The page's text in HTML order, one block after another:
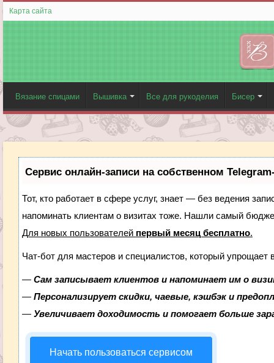
Карта сайта
Вязание спицами Вышивка Все для рукоделия Бисер
Сервис онлайн-записи на собственном
Тот, кто работает в сфере услуг, знает — без ведения
напоминать клиентам о визитах тоже. Нашли самый
Для новых пользователей первый месяц бесплатно.
Чат-бот для мастеров и специалистов, который упрощает
— Сам записывает клиентов и напоминает им о
— Персонализирует скидки, чаевые, кэшбэк и
— Увеличивает доходимость и помогает больше
Начать пользоваться сервисом